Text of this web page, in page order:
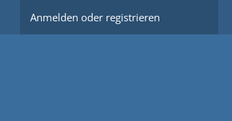
Anmelden oder registrieren